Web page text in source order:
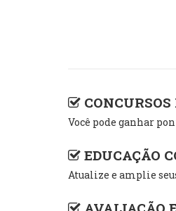
Você pode ganhar
EDUCAÇÃO
Atualize e amplie